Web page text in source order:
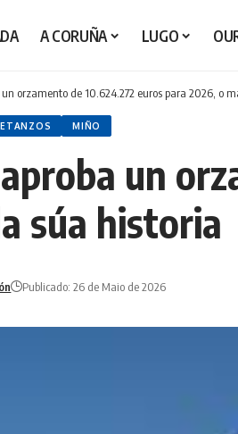
A CORUÑA LUGO
orzamento de 10.624.272 euros para 2026, o
MIÑO
un
súa historia
Publicado: 26 de Maio de 2026